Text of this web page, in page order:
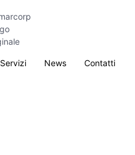
Servizi News Contatti